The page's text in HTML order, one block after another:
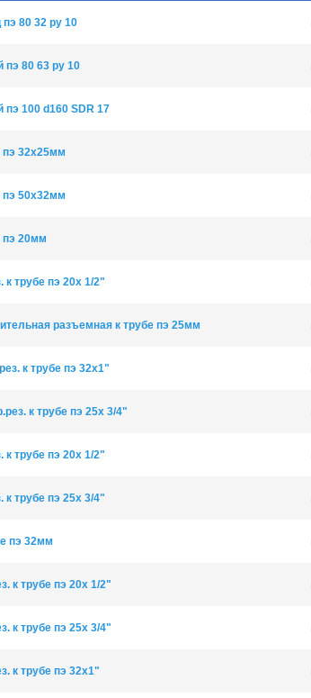
80 32 ру 10
пэ 80 63 ру 10
пэ 100 d160 SDR 17
32х25мм
50х32мм
пэ 20мм
трубе пэ 20х 1/2"
разъемная к трубе пэ 25мм
к трубе пэ 32х1"
к трубе пэ 25х 3/4"
к трубе пэ 20х 1/2"
к трубе пэ 25х 3/4"
пэ 32мм
к трубе пэ 20х 1/2"
к трубе пэ 25х 3/4"
к трубе пэ 32х1"